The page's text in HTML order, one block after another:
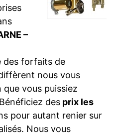
–
des forfaits de
nous vous
que vous puissiez
des prix les
pour autant renier sur
Nous vous